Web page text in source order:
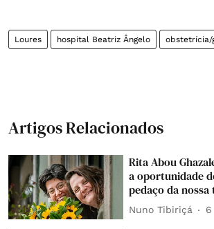
Loures hospital Beatriz Ângelo obstetrícia/
Artigos Relacionados
Rita Abou
a oportunidade
pedaço da
Nuno Tibiriçá 6